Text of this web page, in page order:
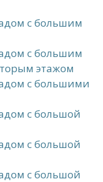
с большим
с большим
этажом
с большими
с большой
с большой
с большой